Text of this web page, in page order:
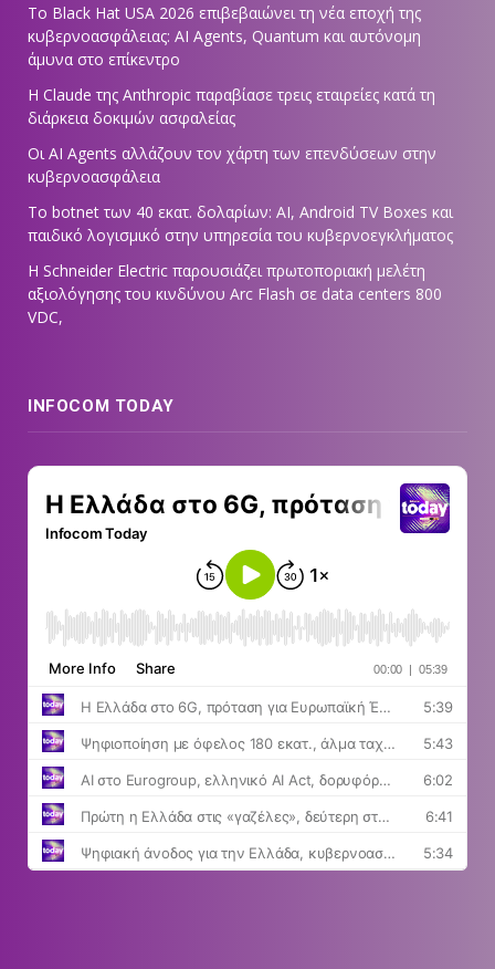
Το Black Hat USA 2026 επιβεβαιώνει τη νέα εποχή της
κυβερνοασφάλειας: AI Agents, Quantum και αυτόνομη
άμυνα στο επίκεντρο
Η Claude της Anthropic παραβίασε τρεις εταιρείες κατά τη
διάρκεια δοκιμών ασφαλείας
Οι AI Agents αλλάζουν τον χάρτη των επενδύσεων στην
κυβερνοασφάλεια
Το botnet των 40 εκατ. δολαρίων: AI, Android TV Boxes και
παιδικό λογισμικό στην υπηρεσία του κυβερνοεγκλήματος
Η Schneider Electric παρουσιάζει πρωτοποριακή μελέτη
αξιολόγησης του κινδύνου Arc Flash σε data centers 800
VDC,
INFOCOM TODAY